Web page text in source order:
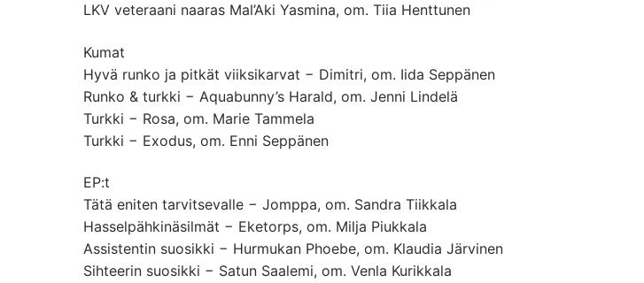
LKV veteraani naaras Mal’Aki Yasmina, om. Tiia Henttunen
Kumat
Hyvä runko ja pitkät viiksikarvat − Dimitri, om. Iida Seppänen
Runko & turkki − Aquabunny’s Harald, om. Jenni Lindelä
Turkki − Rosa, om. Marie Tammela
Turkki − Exodus, om. Enni Seppänen
EP:t
Tätä eniten tarvitsevalle − Jomppa, om. Sandra Tiikkala
Hasselpähkinäsilmät − Eketorps, om. Milja Piukkala
Assistentin suosikki − Hurmukan Phoebe, om. Klaudia Järvinen
Sihteerin suosikki − Satun Saalemi, om. Venla Kurikkala